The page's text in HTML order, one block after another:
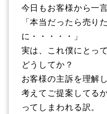
今日もお客様から一
「本当だったら売り
に・・・・・」
実は、これ僕にとっ
どうしてか？
お客様の主訴を理解
考えてご提案してる
ってしまわれる訳。